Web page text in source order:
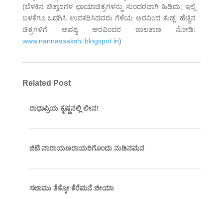
(ಬೆಳಕಿನ ಚಿತ್ತಾರಗಳ ಛಾಯಾಚಿತ್ರಗಳನ್ನು ಸುಂದರವಾಗಿ ಹಿಡಿದು, ಇಲ್ಲಿ
ಬಳಕೆಗೂ ಒದಗಿಸಿ ಉಪಕರಿಸಿದವರು ಗೆಳೆಯ ಅರವಿಂದ ಕುಡ್ಲ. ಹೆಚ್ಚಿನ
ಚಿತ್ರಗಳಿಗೆ ಅವಶ್ಯ ಅರವಿಂದರ ಜಾಲತಾಣ ನೋಡಿ:
www.nannasaakshi.blogspot.in)
Related Post
ರಾಧಾಪ್ರಿಯ ಕೃಷ್ಣನಲ್ಲಿ ಲೀನ!
ಜಿಟಿ ನಾರಾಯಣರಾಯರಿಗೊಂದು ನುಡಿನಮನ
ಸಲಾಮು ತೆಕ್ಕೋ ಕೆರೆಮನೆ ಜೀಯಾ